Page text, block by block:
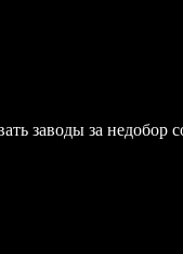
заводы за недобор